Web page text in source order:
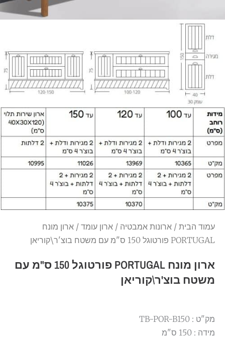
עמוד הבית / ארונות אמבטיה / ארון עומד / ארון מונח
PORTUGAL פורטוגל 150 ס"מ עם משטח בוצ'ר\קוריאן
ארון מונח PORTUGAL פורטוגל 150 ס"מ עם
משטח בוצ'ר\קוריאן
מק"ט : TB-POR-B150
מידה : 150 ס"מ